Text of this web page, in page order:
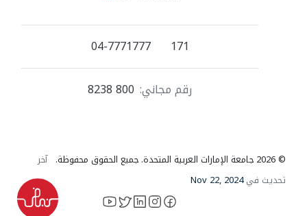
171
04-7771777
رقم مجاني: 800 8238
© 2026 جامعة الإمارات العربية المتحدة. جميع الحقوق محفوظة.
آخر
تحديث فيNov 22, 2024
facebook
instagram
LinkedIn
X
YouTube